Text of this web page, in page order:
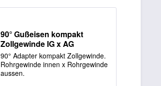
90° Gußeisen kompakt
Zollgewinde IG x AG
90° Adapter kompakt Zollgewinde.
Rohrgewinde innen x Rohrgewinde
aussen.